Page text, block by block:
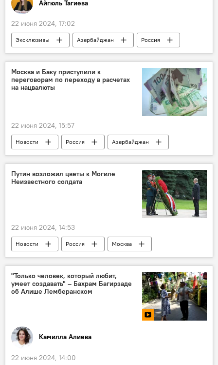
Айгюль Тагиева
22 июня 2024, 17:02
Эксклюзивы Азербайджан
Россия
ЕАЭС
Коридор "Север-Юг"
Эксперт
мнение
Логистика
Москва и Баку приступили к
переговорам по переходу в расчетах
на нацвалюты
22 июня 2024, 15:57
Новости Россия
Азербайджан
Переговоры
взаиморасчеты
нацвалюты
Запад
Московская биржа
БРИКС
Туризм
Путин возложил цветы к Могиле
Неизвестного солдата
22 июня 2024, 14:53
Новости Россия
Москва
Владимир Путин
Могила Неизвестного Солдата
Цветы
Церемония
Андрей Белоусов
Ветераны
"Только человек, который любит,
умеет создавать" – Бахрам Багирзаде
об Алише Лемберанском
Камилла Алиева
22 июня 2024, 14:00